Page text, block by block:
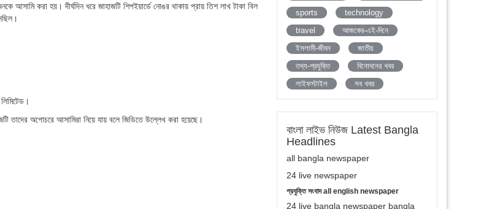
করা হয়। দীর্ঘদিন ধরে জাহাজটি শিপইয়ার্ডে নোঙর থাকায় প্রায় তিশ লাখ টাকা বিল
তাদের অগোচরে আসামিরা নিয়ে যায় বলে জিডিতে উল্লেখ করা হয়েছে।
sports
technology
travel
আজকের-এই-দিনে
ইসলামী-জীবন
জাতীয়
তথ্য-প্রযুক্তি
বিনোদনের খবর
লাইফস্টাইল
সব খবর
বাংলা লাইভ নিউজ Latest Bangla
Headlines
all bangla newspaper
24 live newspaper
প্রযুক্তি সংবাদ all english newspaper
24 live bangla newspaper bangla